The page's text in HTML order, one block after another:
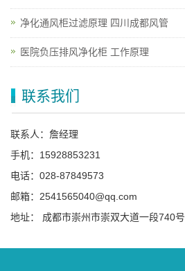
净化通风柜过滤原理 四川成都风管
医院负压排风净化柜 工作原理
联系我们
联系人：詹经理
手机：15928853231
电话：028-87849573
邮箱：2541565040@qq.com
地址： 成都市崇州市崇双大道一段740号